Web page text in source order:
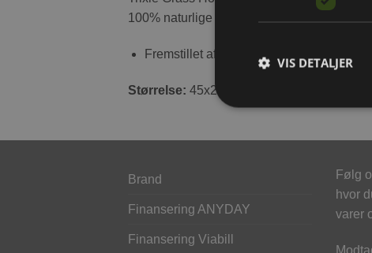
100% naturlige materialer. Dette græshus
Fremstillet af 100 % naturlige materialer
Størrelse: 45x22x27 cm
Brand
Finansering ANYDAY
Finansering Viabill
Følg
hvor
varer
VIS DETALJER